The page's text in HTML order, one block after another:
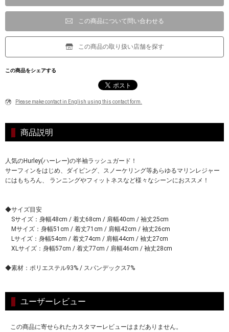
この商品について問い合わせる
この商品の取り扱い店舗を探す
この商品をシェアする
Please make contact in English using this contact form.
商品説明
人気のHurley(ハーレー)の半袖ラッシュガード！
サーフィンをはじめ、ダイビング、スノーケリング等あらゆるマリンレジャー
にはもちろん、 ランニングやフィットネスなど様々なシーンにおススメ！
◆サイズ目安
Sサイズ：身幅48cm / 着丈68cm / 肩幅40cm / 袖丈25cm
Mサイズ：身幅51cm / 着丈71cm / 肩幅42cm / 袖丈26cm
Lサイズ：身幅54cm / 着丈74cm / 肩幅44cm / 袖丈27cm
XLサイズ：身幅57cm / 着丈77cm / 肩幅46cm / 袖丈28cm
◆素材：ポリエステル93% / スパンデックス7%
ユーザーレビュー
この商品に寄せられたカスタマーレビューはまだありません。